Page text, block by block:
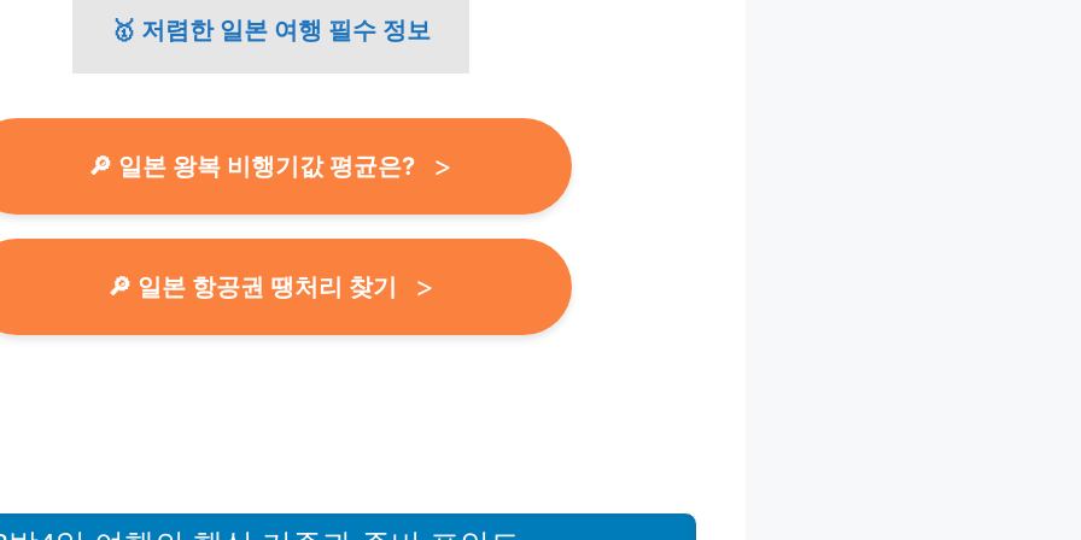
🥇 저렴한 일본 여행 필수 정보
🔎 일본 왕복 비행기값 평균은?
🔎 일본 항공권 땡처리 찾기